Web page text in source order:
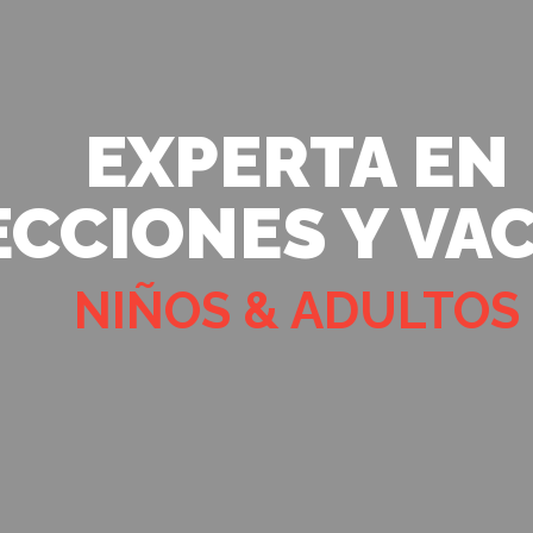
EXPERTA EN
Y
NIÑOS & ADULTOS